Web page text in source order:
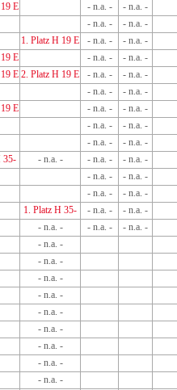
E - n.a. - - n.a. -
- n.a. - - n.a. -
1. Platz H 19 E - n.a. - - n.a. -
E - n.a. - - n.a. -
E 2. Platz H 19 E - n.a. - - n.a. -
- n.a. - - n.a. -
E - n.a. - - n.a. -
- n.a. - - n.a. -
- n.a. - - n.a. -
35- - n.a. - - n.a. - - n.a. -
- n.a. - - n.a. -
- n.a. - - n.a. -
1. Platz H 35- - n.a. - - n.a. -
- n.a. - - n.a. - - n.a. -
- n.a. -
- n.a. -
- n.a. -
- n.a. -
- n.a. -
- n.a. -
- n.a. -
- n.a. -
- n.a. -